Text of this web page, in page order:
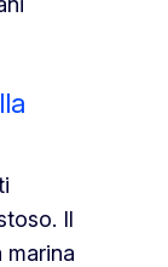
Il
marina